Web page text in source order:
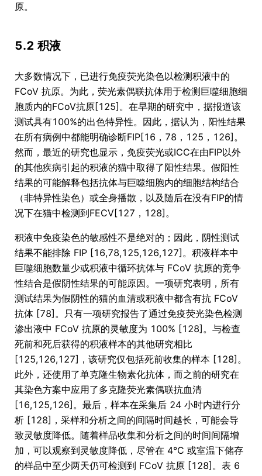
原。
5.2 积液
大多数情况下，已进行免疫荧光染色以检测积液中的
FCoV 抗原。为此，荧光素偶联抗体用于检测巨噬细胞细
胞质内的FCoV抗原[125]。在早期的研究中，据报道该
测试具有100%的出色特异性。因此，据认为，阳性结果
在所有病例中都能明确诊断FIP[16，78，125，126]。
然而，最近的研究也显示，免疫荧光或ICC在由FIP以外
的其他疾病引起的积液的猫中取得了阳性结果。假阳性
结果的可能解释包括抗体与巨噬细胞内的细胞结构结合
（非特异性染色）或全身播散，以及随后在没有FIP的情
况下在猫中检测到FECV[127，128]。
积液中免疫染色的敏感性不是绝对的；因此，阴性测试
结果不能排除 FIP [16,78,125,126,127]。积液样本中
巨噬细胞数量少或积液中循环抗体与 FCoV 抗原的竞争
性结合是假阴性结果的可能原因。一项研究表明，所有
测试结果为假阴性的猫的血清或积液中都含有抗 FCoV
抗体 [78]。只有一项研究报告了通过免疫荧光染色检测
渗出液中 FCoV 抗原的灵敏度为 100% [128]。与检查
死前和死后获得的积液样本的其他研究相比
[125,126,127]，该研究仅包括死前收集的样本 [128]。
此外，还使用了单克隆生物素化抗体，而之前的研究在
其染色方案中应用了多克隆荧光素偶联抗血清
[16,125,126]。最后，样本在采集后 24 小时内进行分
析 [128]，采样和分析之间的间隔时间越长，可能会导
致灵敏度降低。随着样品收集和分析之间的时间间隔增
加，可以观察到灵敏度降低，尽管在 4°C 或室温下储存
的样品中至少两天仍可检测到 FCoV 抗原 [128]。表 6